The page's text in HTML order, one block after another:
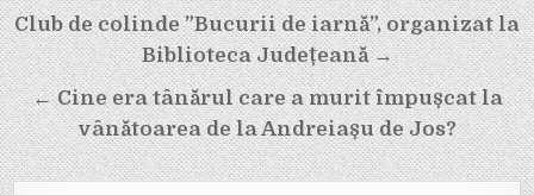
Navigare
în
articole
Club de colinde ”Bucurii de iarnă”, organizat la
Biblioteca Județeană →
← Cine era tânărul care a murit împușcat la
vânătoarea de la Andreiașu de Jos?